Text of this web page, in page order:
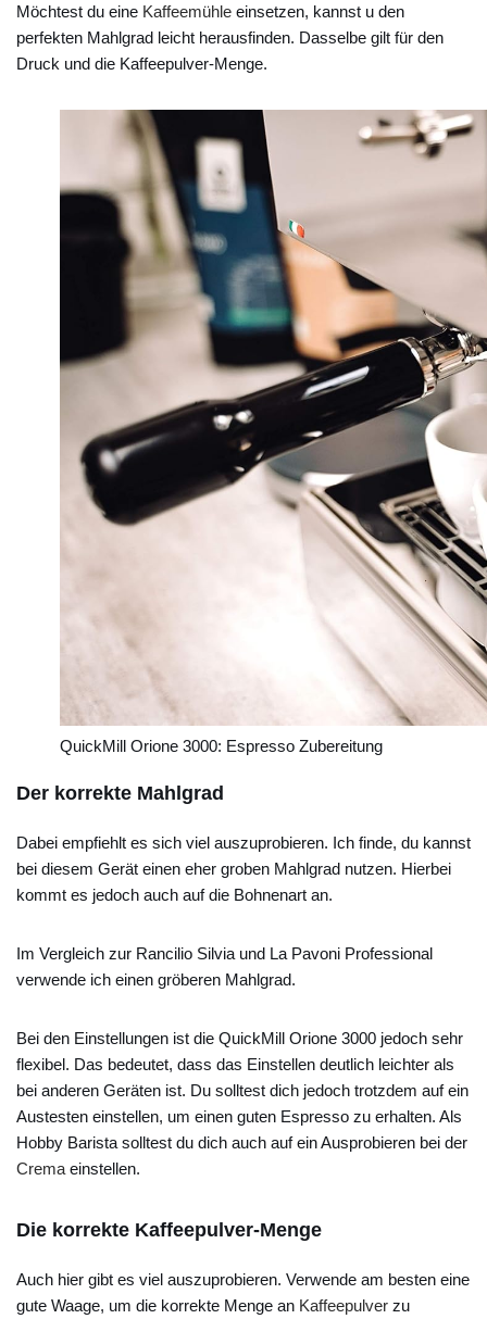
Möchtest du eine Kaffeemühle einsetzen, kannst u den
perfekten Mahlgrad leicht herausfinden. Dasselbe gilt für den
Druck und die Kaffeepulver-Menge.
QuickMill Orione 3000: Espresso Zubereitung
Der korrekte Mahlgrad
Dabei empfiehlt es sich viel auszuprobieren. Ich finde, du kannst
bei diesem Gerät einen eher groben Mahlgrad nutzen. Hierbei
kommt es jedoch auch auf die Bohnenart an.
Im Vergleich zur Rancilio Silvia und La Pavoni Professional
verwende ich einen gröberen Mahlgrad.
Bei den Einstellungen ist die QuickMill Orione 3000 jedoch sehr
flexibel. Das bedeutet, dass das Einstellen deutlich leichter als
bei anderen Geräten ist. Du solltest dich jedoch trotzdem auf ein
Austesten einstellen, um einen guten Espresso zu erhalten. Als
Hobby Barista solltest du dich auch auf ein Ausprobieren bei der
Cremaeinstellen.
Die korrekte Kaffeepulver-Menge
Auch hier gibt es viel auszuprobieren. Verwende am besten eine
gute Waage, um die korrekte Menge an Kaffeepulver zu